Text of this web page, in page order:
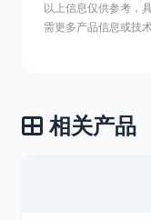
以上信息仅供参考，
需更多产品信息或技
相关产品